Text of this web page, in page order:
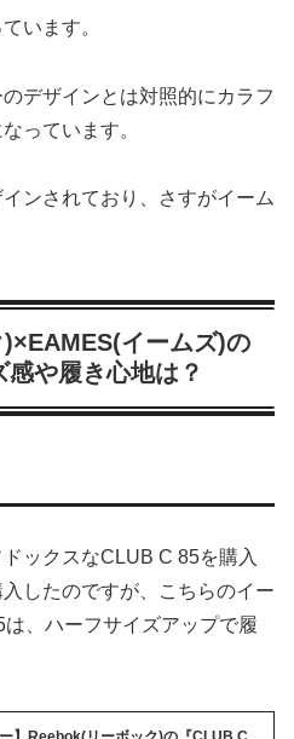
います。
デザインとは対照的にカラフ
っています。
ンされており、さすがイーム
イームズ)の
や履き心地は？
ックスなCLUB C 85を購入
したのですが、こちらのイー
、ハーフサイズアップで履